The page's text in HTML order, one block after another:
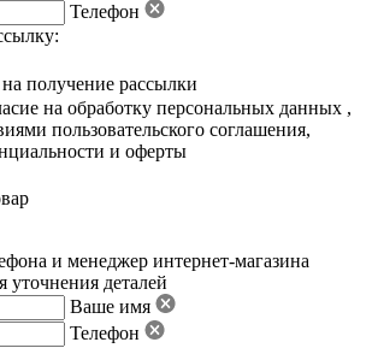
Телефон
получение рассылки
на обработку персональных данных ,
пользовательского соглашения,
и оферты
и менеджер интернет-магазина
уточнения деталей
Ваше имя
Телефон